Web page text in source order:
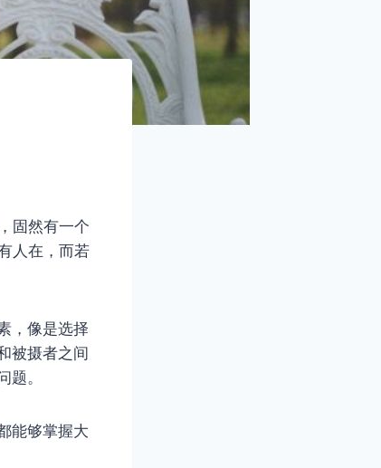
固然有一个
人在，而若
，像是选择
被摄者之间
。
能够掌握大